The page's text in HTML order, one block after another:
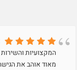
המקצועיות
מאוד אוהב את